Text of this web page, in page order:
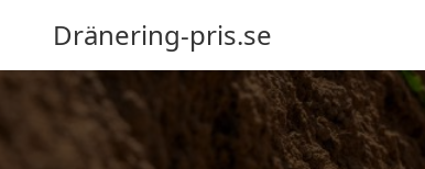
Dränering-pris.se